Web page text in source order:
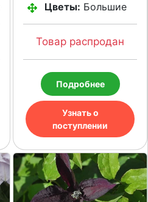
Цветы: Большие
Товар распродан
Подробнее
Узнать о
поступлении